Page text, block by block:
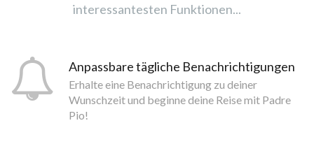
interessantesten Funktionen...
Anpassbare tägliche Benachrichtigungen
Erhalte eine Benachrichtigung zu deiner
Wunschzeit und beginne deine Reise mit Padre
Pio!